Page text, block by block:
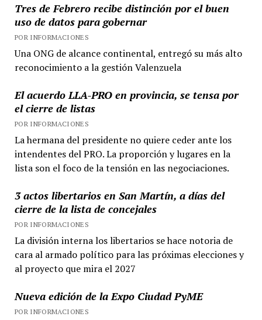
Tres de Febrero recibe distinción por el buen
uso de datos para gobernar
POR INFORMACIONES
Una ONG de alcance continental, entregó su más alto
reconocimiento a la gestión Valenzuela
El acuerdo LLA-PRO en provincia, se tensa por
el cierre de listas
POR INFORMACIONES
La hermana del presidente no quiere ceder ante los
intendentes del PRO. La proporción y lugares en la
lista son el foco de la tensión en las negociaciones.
3 actos libertarios en San Martín, a días del
cierre de la lista de concejales
POR INFORMACIONES
La división interna los libertarios se hace notoria de
cara al armado político para las próximas elecciones y
al proyecto que mira el 2027
Nueva edición de la Expo Ciudad PyME
POR INFORMACIONES